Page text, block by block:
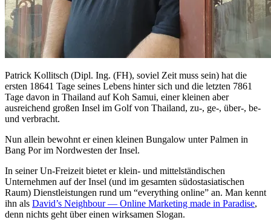
Patrick Kollitsch (Dipl. Ing. (FH), soviel Zeit muss sein) hat die
ersten 18641 Tage seines Lebens hinter sich und die letzten 7861
Tage davon in Thailand auf Koh Samui, einer kleinen aber
ausreichend großen Insel im Golf von Thailand, zu-, ge-, über-, be-
und verbracht.
Nun allein bewohnt er einen kleinen Bungalow unter Palmen in
Bang Por im Nordwesten der Insel.
In seiner Un-Freizeit bietet er klein- und mittelständischen
Unternehmen auf der Insel (und im gesamten südostasiatischen
Raum) Dienstleistungen rund um “everything online” an. Man kennt
ihn als David’s Neighbour — Online Marketing made in Paradise,
denn nichts geht über einen wirksamen Slogan.